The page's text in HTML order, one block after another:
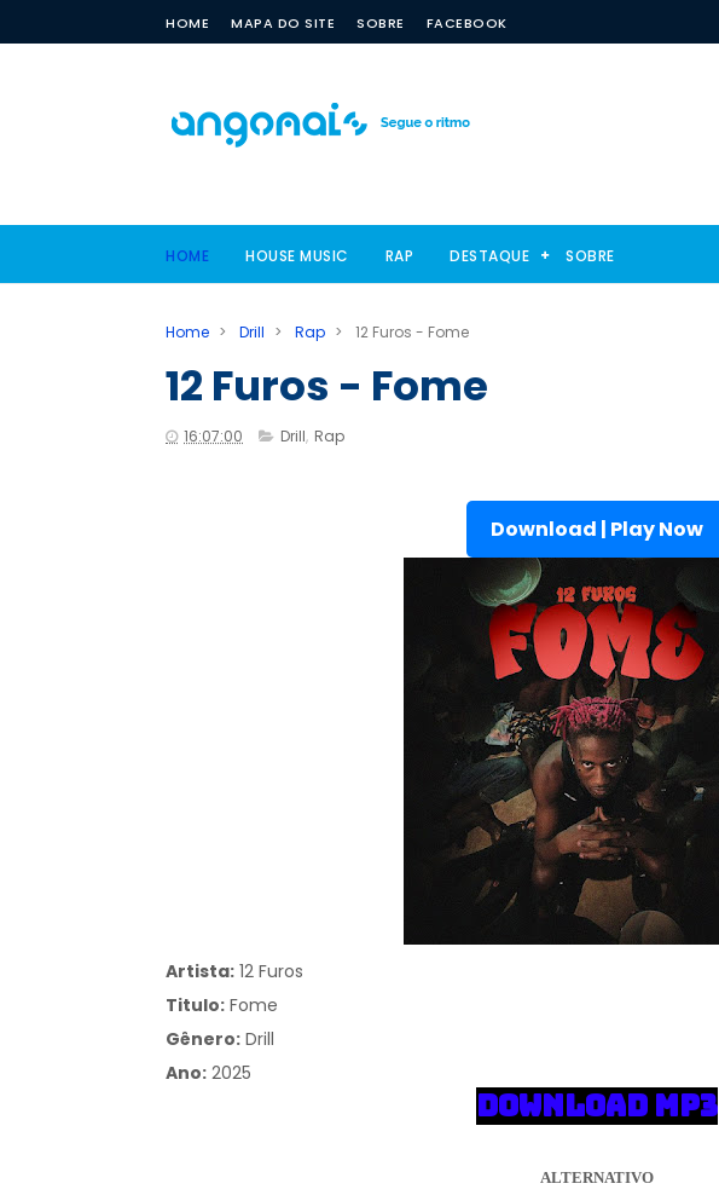
HOME MAPA DO SITE SOBRE FACEBOOK
HOME HOUSE MUSIC RAP DESTAQUE SOBRE
Home > Drill > Rap > 12 Furos - Fome
12 Furos - Fome
16:07:00 Drill, Rap
Download | Play Now
Artista: 12 Furos
Titulo: Fome
Gênero: Drill
Ano: 2025
DOWNLOAD MP3
ALTERNATIVO